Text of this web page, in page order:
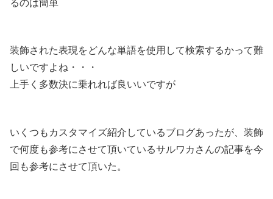
るのは簡単
装飾された表現をどんな単語を使用して検索するかって難
しいですよね・・・
上手く多数決に乗れれば良いいですが
いくつもカスタマイズ紹介しているブログあったが、装飾
で何度も参考にさせて頂いているサルワカさんの記事を今
回も参考にさせて頂いた。